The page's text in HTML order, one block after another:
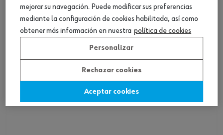
mejorar su navegación. Puede modificar sus preferencias
mediante la configuración de cookies habilitada, así como
obtener más información en nuestra política de cookies
Personalizar
Rechazar cookies
Aceptar cookies